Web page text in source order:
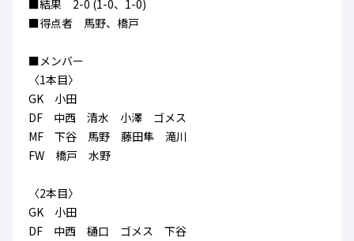
U-12
西U-15
ガールズU-15
セレクション
アカデミー
セレクション
ハナサカクラブ
■結果 2-0 (1-0、1-0)
■得点者 馬野、橋戸
■メンバー
〈1本目〉
GK 小田
DF 中西 清水 小澤 ゴメス
MF 下谷 馬野 藤田隼 滝川
FW 橋戸 水野
〈2本目〉
GK 小田
DF 中西 樋口 ゴメス 下谷